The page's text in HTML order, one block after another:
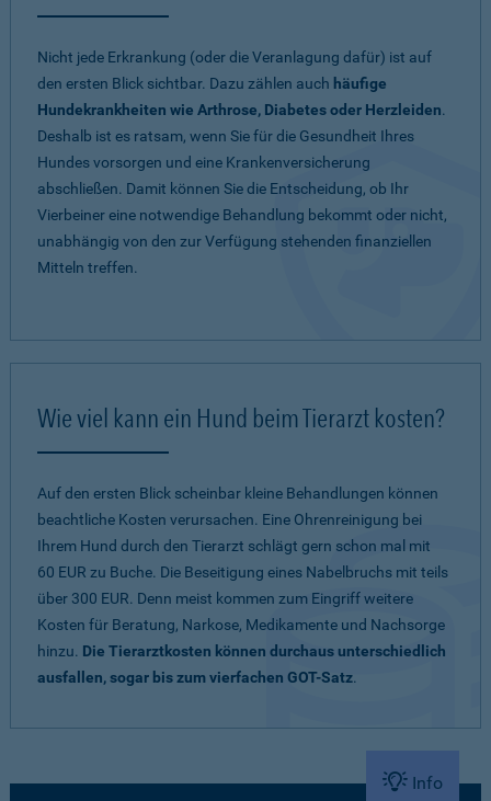
Nicht jede Erkrankung (oder die Veranlagung dafür) ist auf
den ersten Blick sichtbar. Dazu zählen auch häufige
Hundekrankheiten wie Arthrose, Diabetes oder Herzleiden.
Deshalb ist es ratsam, wenn Sie für die Gesundheit Ihres
Hundes vorsorgen und eine Krankenversicherung
abschließen. Damit können Sie die Entscheidung, ob Ihr
Vierbeiner eine notwendige Behandlung bekommt oder nicht,
unabhängig von den zur Verfügung stehenden finanziellen
Mitteln treffen.
Wie viel kann ein Hund beim Tierarzt kosten?
Auf den ersten Blick scheinbar kleine Behandlungen können
beachtliche Kosten verursachen. Eine Ohrenreinigung bei
Ihrem Hund durch den Tierarzt schlägt gern schon mal mit
60 EUR zu Buche. Die Beseitigung eines Nabelbruchs mit teils
über 300 EUR. Denn meist kommen zum Eingriff weitere
Kosten für Beratung, Narkose, Medikamente und Nachsorge
hinzu. Die Tierarztkosten können durchaus unterschiedlich
ausfallen, sogar bis zum vierfachen GOT-Satz.
Info